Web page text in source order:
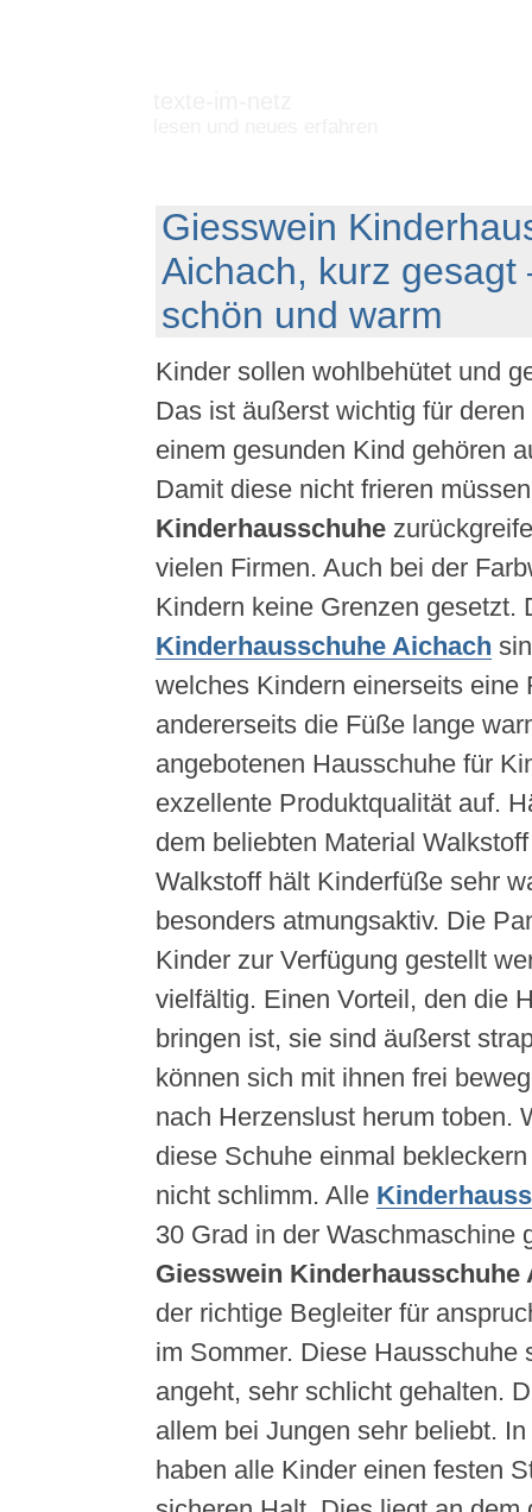
Giesswein
Aichach, kurz gesagt
schön und warm
Kinder sollen wohlbehütet und
Das ist äußerst wichtig für
einem gesunden Kind gehören
Damit diese nicht frieren
Kinderhausschuhe
vielen Firmen. Auch bei der
Kindern keine Grenzen gesetzt.
Kinderhausschuhe Aichach
welches Kindern einerseits eine
andererseits die Füße lange
angebotenen Hausschuhe für
exzellente Produktqualität auf.
dem beliebten Material
Walkstoff hält Kinderfüße sehr
besonders atmungsaktiv. Die
Kinder zur Verfügung gestellt
vielfältig. Einen Vorteil, den die
bringen ist, sie sind äußerst
können sich mit ihnen frei
nach Herzenslust herum toben.
diese Schuhe einmal
nicht schlimm. Alle
30 Grad in der Waschmaschine
Giesswein Kinderhausschuhe
der richtige Begleiter für
im Sommer. Diese Hausschuhe
angeht, sehr schlicht gehalten.
allem bei Jungen sehr beliebt.
haben alle Kinder einen festen